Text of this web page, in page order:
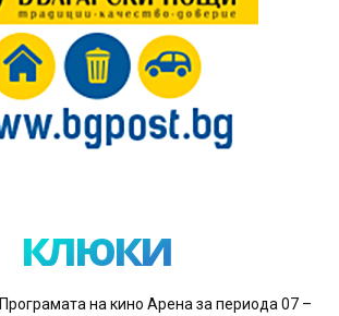
клюки
Програмата на кино Арена за периода 07 –